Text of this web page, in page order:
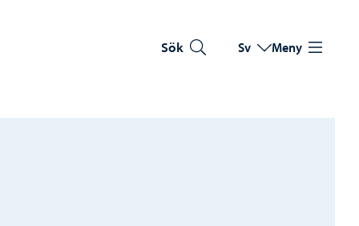
Sök Byt språk
Nuvarande språk:
Sv Meny